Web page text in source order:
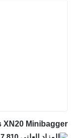
XN20 Minibagger